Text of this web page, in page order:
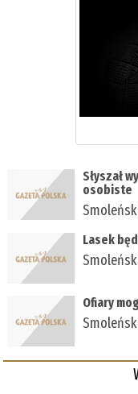
Słyszał
osobiste
Lasek
Ofiary